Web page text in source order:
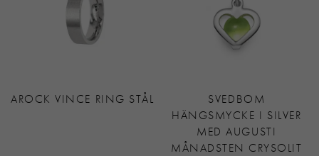
AROCK VINCE RING STÅL
SVEDBOM
HÄNGSMYCKE I SILVER
MED AUGUSTI
MÅNADSTEN CRYSOLIT